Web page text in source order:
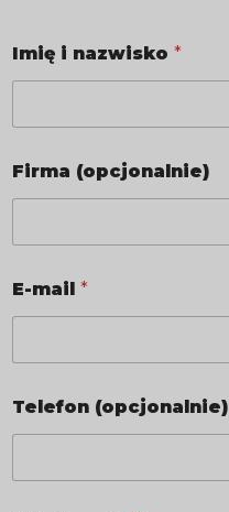
Imię i nazwisko *
Firma (opcjonalnie)
E-mail *
Telefon (opcjonalnie)